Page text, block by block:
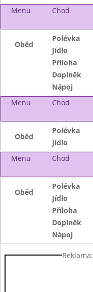
Menu
Chod
Oběd
Polévka
Jídlo
Příloha
Doplněk
Nápoj
Menu
Chod
Oběd
Polévka
Jídlo
Menu
Chod
Oběd
Polévka
Jídlo
Příloha
Doplněk
Nápoj
Reklama: